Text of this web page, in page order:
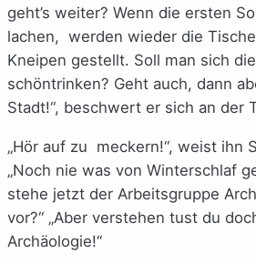
geht’s weiter? Wenn die ersten
lachen, werden wieder die
Kneipen gestellt. Soll man sich
schöntrinken? Geht auch, dann
Stadt!“, beschwert er sich an der
„Hör auf zu meckern!“, weist ihn
„Noch nie was von Winterschlaf
stehe jetzt der Arbeitsgruppe
vor?“ „Aber verstehen tust du
Archäologie!“